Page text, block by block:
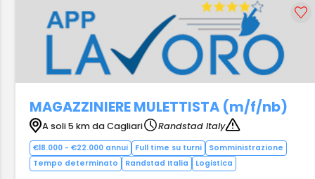
MAGAZZINIERE MULETTISTA (m/f/nb)
A soli 5 km da Cagliari Randstad Italy
€18.000 - €22.000 annui Full time su turni
Somministrazione
Tempo determinato
Randstad Italia Logistica